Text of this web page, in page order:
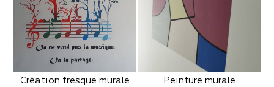
Création fresque murale
Peinture murale